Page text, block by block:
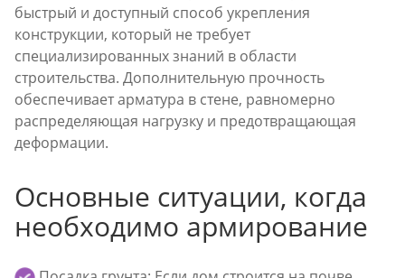
быстрый и доступный способ укрепления
конструкции, который не требует
специализированных знаний в области
строительства. Дополнительную прочность
обеспечивает арматура в стене, равномерно
распределяющая нагрузку и предотвращающая
деформации.
Основные ситуации, когда
необходимо армирование